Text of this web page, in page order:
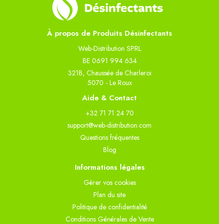
À propos de Produits Désinfectants
Web-Distribution SPRL
BE 0691 994 634
321B, Chaussée de Charleroi
5070 - Le Roux
Aide & Contact
+32 71 71 24 70
support@web-distribution.com
Questions fréquentes
Blog
Informations légales
Gèrer vos cookies
Plan du site
Politique de confidentialité
Conditions Générales de Vente